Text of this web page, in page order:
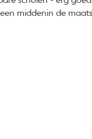
middenin de